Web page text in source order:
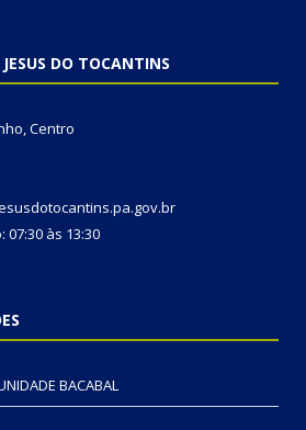
DO TOCANTINS
Centro
às 13:30
BACABAL